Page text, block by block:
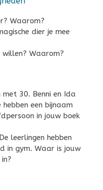
Waarom?
dier je mee
willen? Waarom?
30. Benni en Ida
een bijnaam
in jouw boek
leerlingen hebben
in gym. Waar is jouw